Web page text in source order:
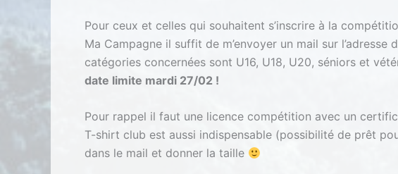
Pour ceux et celles qui souhaitent s’inscrire à la
Ma Campagne il suffit de m’envoyer un mail sur l’adresse
catégories concernées sont U16, U18, U20, séniors et
date limite mardi 27/02 !
Pour rappel il faut une licence compétition avec un
T-shirt club est aussi indispensable (possibilité de prêt
dans le mail et donner la taille